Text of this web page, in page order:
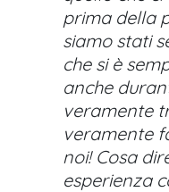
prima della
siamo stati
che si è
anche
veramente
veramente
noi! Cosa
esperienza